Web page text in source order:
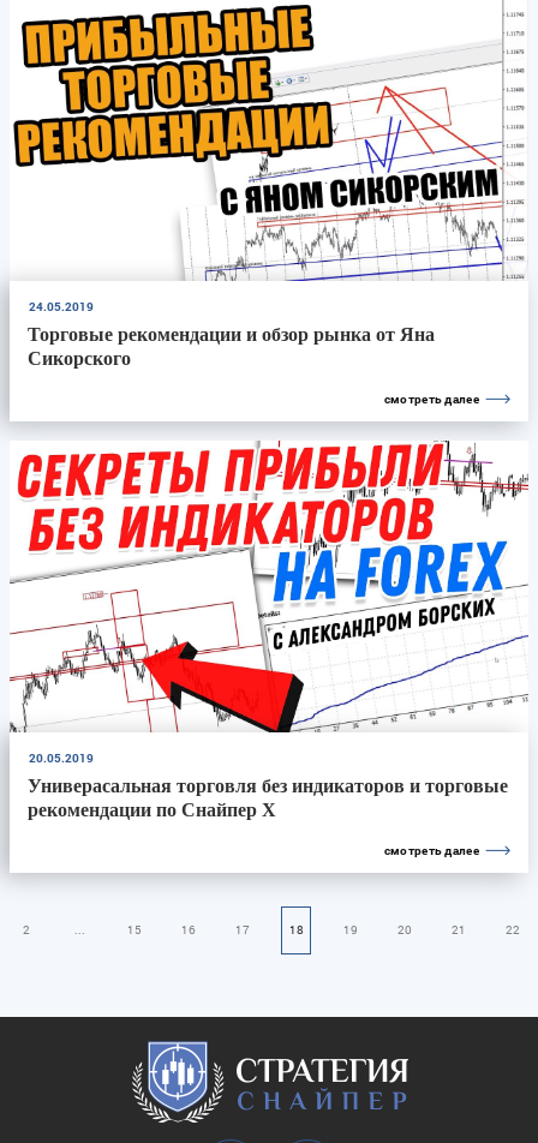
24.05.2019
Торговые рекомендации и обзор рынка от Яна
Сикорского
смотреть далее
20.05.2019
Универасальная торговля без индикаторов и торговые
рекомендации по Снайпер X
смотреть далее
2 ... 15 16 17 18 19 20 21 22